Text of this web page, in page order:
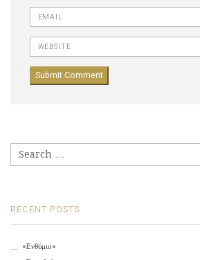
Email
Website
for:
RECENT POSTS
«Ενθύμιο»